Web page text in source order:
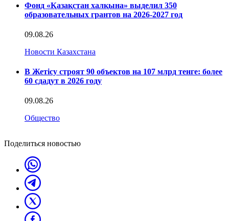
Фонд «Қазақстан халқына» выделил 350
образовательных грантов на 2026-2027 год
09.08.26
Новости Казахстана
В Жетісу строят 90 объектов на 107 млрд тенге: более
60 сдадут в 2026 году
09.08.26
Общество
Поделиться новостью